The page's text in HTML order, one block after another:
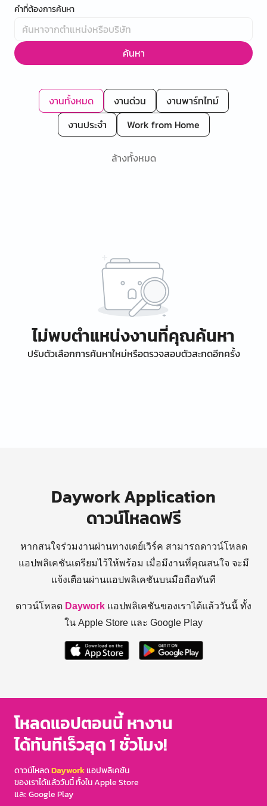
คำที่ต้องการค้นหา
ค้นหา
งานทั้งหมด งานด่วน
งานพาร์ทไทม์
งานประจำ
Work from Home
ล้างทั้งหมด
ไม่พบตำแหน่งงานที่คุณค้นหา
ปรับตัวเลือกการค้นหาใหม่หรือตรวจสอบตัวสะกดอีกครั้ง
Daywork Application
ดาวน์โหลดฟรี
หากสนใจร่วมงานผ่านทางเดย์เวิร์ค สามารถดาวน์โหลด
แอปพลิเคชันเตรียมไว้ให้พร้อม เมื่อมีงานที่คุณสนใจ จะมี
แจ้งเตือนผ่านแอปพลิเคชันบนมือถือทันที
ดาวน์โหลด Daywork แอปพลิเคชันของเราได้แล้ววันนี้ ทั้ง
ใน Apple Store และ Google Play
โหลดแอปตอนนี้ หางาน
ได้ทันทีเร็วสุด 1 ชั่วโมง!
ดาวน์โหลดDayworkแอปพลิเคชัน
ของเราได้แล้ววันนี้ ทั้งใน Apple Store
และ Google Play